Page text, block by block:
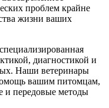
проблем крайне
жизни ваших
диагностикой и
Наши ветеринары
вашим питомцам,
и передовые методы